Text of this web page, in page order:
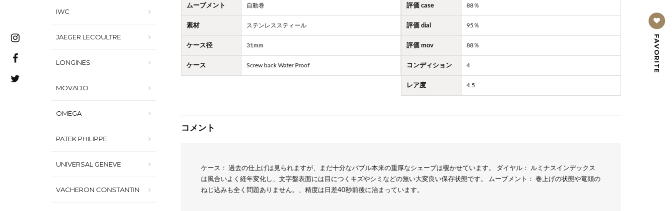
FAVORITE
IWC
JAEGER LECOULTRE
LONGINES
MOVADO
OMEGA
PATEK PHILIPPE
UNIVERSAL GENEVE
VACHERON CONSTANTIN
ムーブメント 自動巻
素材 ステンレススティール
ケース径 31mm
ケース Screw back Water Proof
評価 case 88％
評価 dial 95％
評価 mov 88％
コンディション 4
レア度 4.5
コメント
ケース： 過去の仕上げは見られますが、まだ十分なバブル本来の重厚なシェープは覗かせています。 ダイヤル： ルミナスインデックス
は風合いよく経年変化し、文字盤表面には目につくキズやシミなどの無い大変良い保存状態です。 ムーブメント： 巻上げの状態や竜頭の
ねじ込みも全く問題ありません。、精度は日差40秒前後に治まっています。